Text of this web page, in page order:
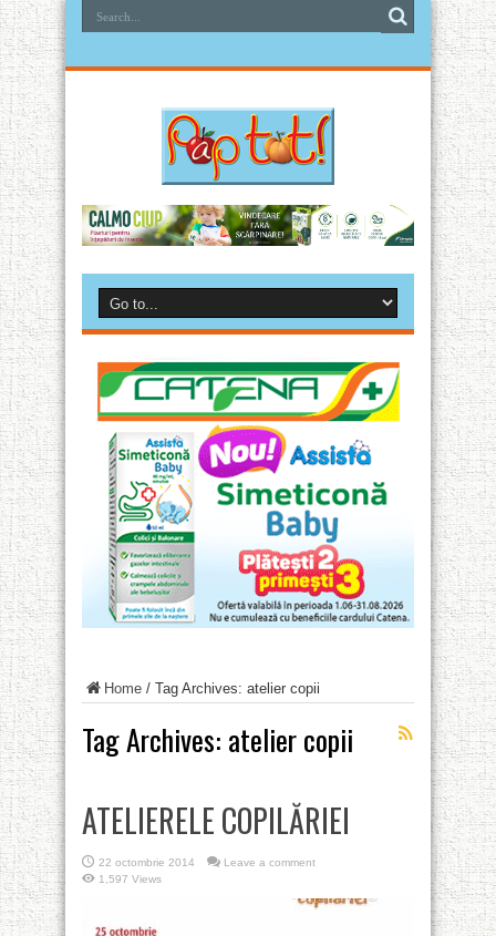
Home / Tag Archives: atelier copii
Tag Archives: atelier copii
ATELIERELE COPILĂRIEI
22 octombrie 2014
Leave a comment
1,597 Views